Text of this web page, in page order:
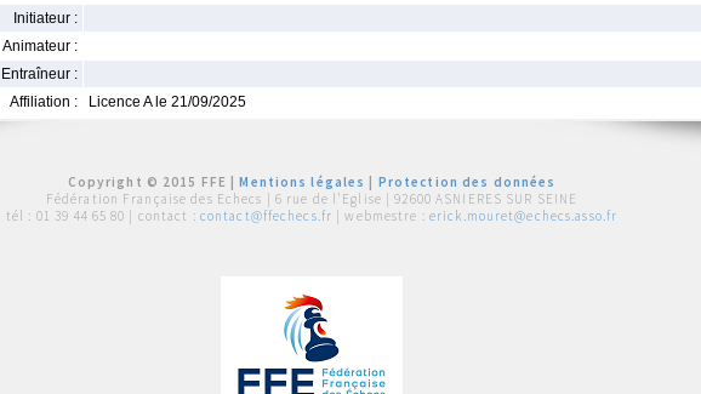
Initiateur :
Animateur :
Entraîneur :
Affiliation :
Licence A le 21/09/2025
Copyright © 2015 FFE |Mentions légales
Protection des données
Fédération Française des Echecs | 6 rue de l'Eglise | 92600 ASNIERES SUR SEINE
tél : 01 39 44 65 80 | contact : contact@ffechecs.fr | webmestre : erick.mouret@echecs.asso.fr